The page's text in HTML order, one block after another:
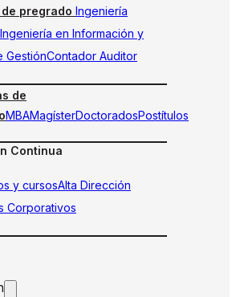
pregrado Ingeniería
Ingeniería en Información y
GestiónContador Auditor
de
MBAMagísterDoctoradosPostítulos
Continua
y cursosAlta Dirección
Corporativos